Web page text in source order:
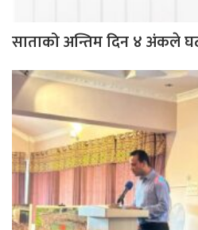
साताको अन्तिम दिन ४ अंकले